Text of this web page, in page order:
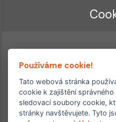
Používáme cookie!
Tato webová stránka
cookie k zajištění správného
sledovací soubory cookie,
stránky navštěvujete. Tyto